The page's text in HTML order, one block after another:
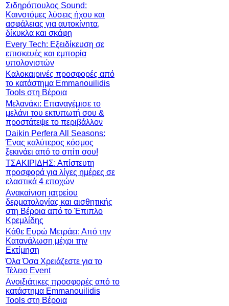
Σιδηρόπουλος Sound:
Καινοτόμες λύσεις ήχου και
ασφάλειας για αυτοκίνητα,
δίκυκλα και σκάφη
Every Tech: Εξειδίκευση σε
επισκευές και εμπορία
υπολογιστών
Καλοκαιρινές προσφορές από
το κατάστημα Emmanouilidis
Tools στη Βέροια
Μελανάκι: Επαναγέμισε το
μελάνι του εκτυπωτή σου &
προστάτεψε το περιβάλλον
Daikin Perfera All Seasons:
Ένας καλύτερος κόσμος
ξεκινάει από το σπίτι σου!
ΤΣΑΚΙΡΙΔΗΣ: Απίστευτη
προσφορά για λίγες ημέρες σε
ελαστικά 4 εποχών
Ανακαίνιση ιατρείου
δερματολογίας και αισθητικής
στη Βέροια από το Έπιπλο
Κρεμλίδης
Κάθε Ευρώ Μετράει: Από την
Κατανάλωση μέχρι την
Εκτίμηση
Όλα Όσα Χρειάζεστε για το
Τέλειο Event
Ανοιξιάτικες προσφορές από το
κατάστημα Emmanouilidis
Tools στη Βέροια